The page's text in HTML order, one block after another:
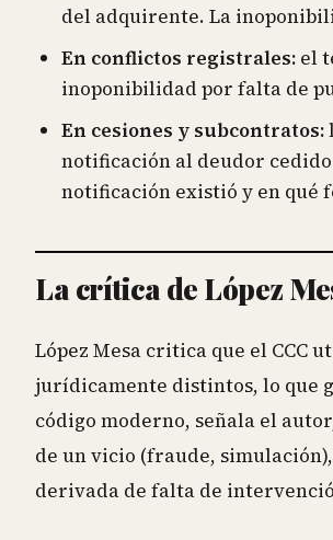
del adquirente. La
En conflictos registrales: el
inoponibilidad por falta de
En cesiones y subcontratos:
notificación al deudor
notificación existió y en qué
La crítica de López
López Mesa critica que el
jurídicamente distintos, lo que
código moderno, señala el
de un vicio (fraude,
derivada de falta de